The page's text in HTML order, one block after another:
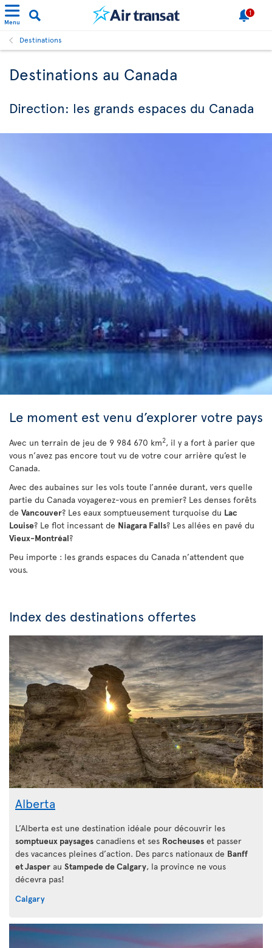
Menu
1
Destinations
Destinations au Canada
Direction: les grands espaces du Canada
Le moment est venu d’explorer votre pays
Avec un terrain de jeu de 9 984 670 km2, il y a fort à parier que
vous n’avez pas encore tout vu de votre cour arrière qu’est le
Canada.
Avec des aubaines sur les vols toute l’année durant, vers quelle
partie du Canada voyagerez-vous en premier? Les denses forêts
de Vancouver? Les eaux somptueusement turquoise du Lac
Louise? Le flot incessant de Niagara Falls? Les allées en pavé du
Vieux-Montréal?
Peu importe : les grands espaces du Canada n’attendent que
vous.
Index des destinations offertes
Alberta
L’Alberta est une destination idéale pour découvrir les
somptueux paysages canadiens et ses Rocheuses et passer
des vacances pleines d’action. Des parcs nationaux de Banff
et Jasper au Stampede de Calgary, la province ne vous
décevra pas!
Calgary